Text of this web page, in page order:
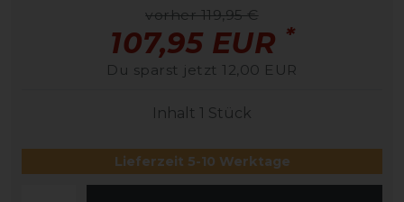
vorher 119,95 €
107,95 EUR *
Du sparst jetzt 12,00 EUR
Inhalt 1 Stück
Lieferzeit 5-10 Werktage